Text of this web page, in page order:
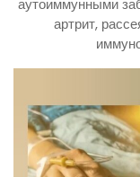
артрит,